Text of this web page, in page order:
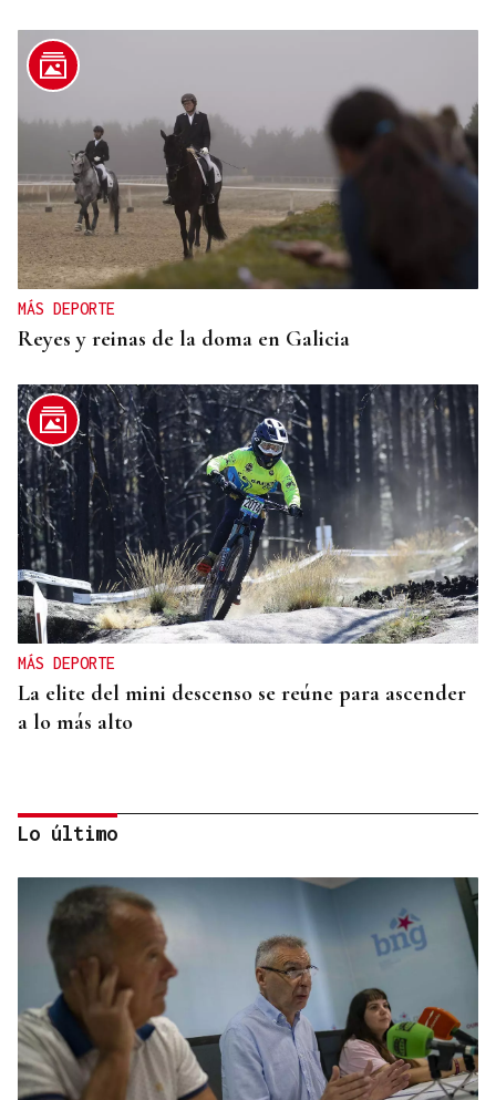
MÁS DEPORTE
Reyes y reinas de la doma en Galicia
MÁS DEPORTE
La elite del mini descenso se reúne para ascender
a lo más alto
MÁS DEPORTE
La ourensana Anna Soares roza el podio del
Lo último